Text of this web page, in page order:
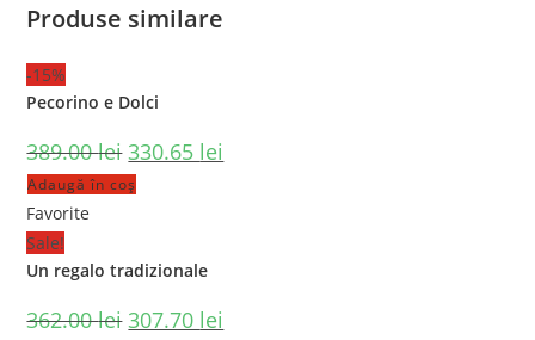
Produse similare
-15%
Pecorino e Dolci
389.00lei 330.65 lei
Adaugă în coș
Favorite
Sale!
Un regalo tradizionale
362.00lei 307.70 lei